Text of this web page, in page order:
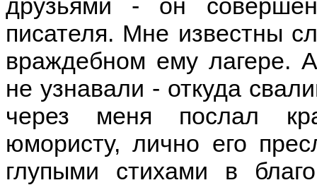
друзьями - он
писателя. Мне известны
враждебном ему лагере.
не узнавали - откуда
через меня послал
юмористу, лично его
глупыми стихами в